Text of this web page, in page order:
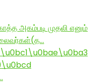
அகம்படி முதலி எனும்